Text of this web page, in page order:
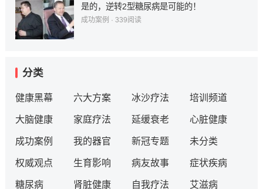
是的，逆转2型糖尿病是可能的！
成功案例 · 339阅读
分类
健康黑幕 六大方案 冰沙疗法 培训频道
大脑健康 家庭疗法 延缓衰老 心脏健康
成功案例 我的器官 新冠专题 未分类
权威观点 生育影响 病友故事 症状疾病
糖尿病 肾脏健康 自我疗法 艾滋病